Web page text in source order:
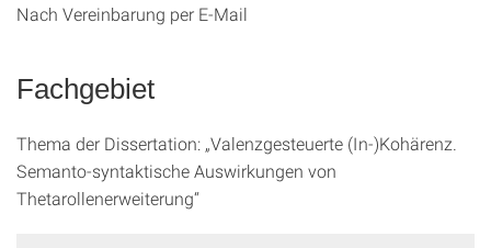
Nach Vereinbarung per E-Mail
Fachgebiet
Thema der Dissertation: „Valenzgesteuerte (In-)Kohärenz.
Semanto-syntaktische Auswirkungen von
Thetarollenerweiterung“